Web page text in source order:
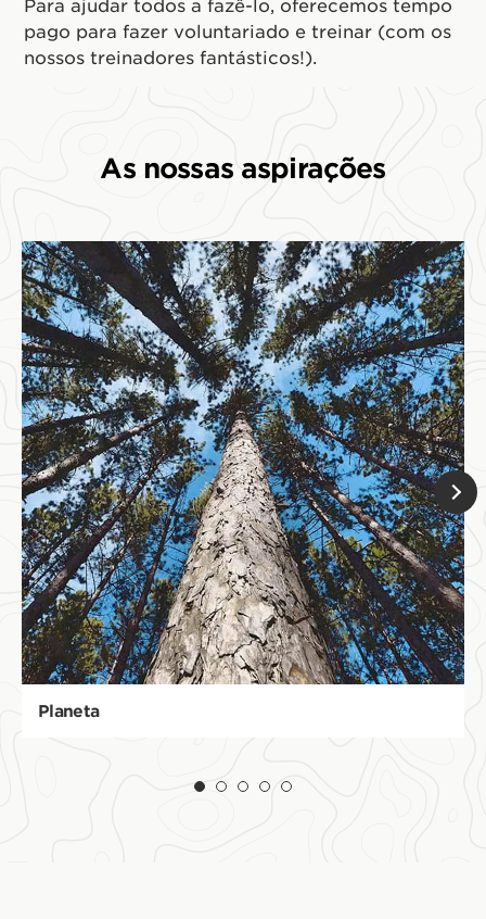
Para ajudar todos a fazê-lo, oferecemos tempo
pago para fazer voluntariado e treinar (com os
nossos treinadores fantásticos!).
As nossas aspirações
Planeta